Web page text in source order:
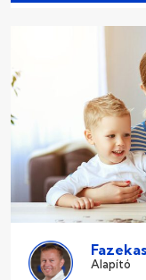
Alapító